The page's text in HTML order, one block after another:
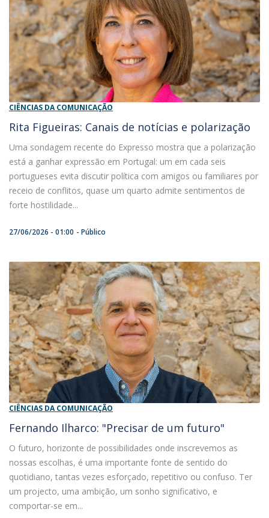
CIÊNCIAS DA COMUNICAÇÃO
Rita Figueiras: Canais de notícias e polarização
Uma sondagem recente do Expresso mostra que a polarização
está a ganhar expressão em Portugal: um em cada seis
portugueses evita discutir política com amigos ou familiares por
receio de conflitos, quase um quarto admite sentimentos de
forte hostilidade...
27/06/2026 - 01:00 Público
CIÊNCIAS DA COMUNICAÇÃO
Fernando Ilharco: "Precisar de um futuro"
O futuro, horizonte de possibilidades onde inscrevemos as
nossas escolhas, é uma importante fonte de sentido do
quotidiano, tantas vezes esforçado, repetitivo ou confuso. Ter
um projecto, uma ambição, um sonho significativo, e
comportar-se em...